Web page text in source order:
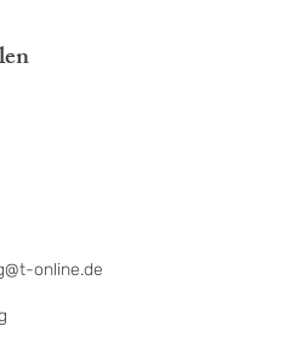
online.de